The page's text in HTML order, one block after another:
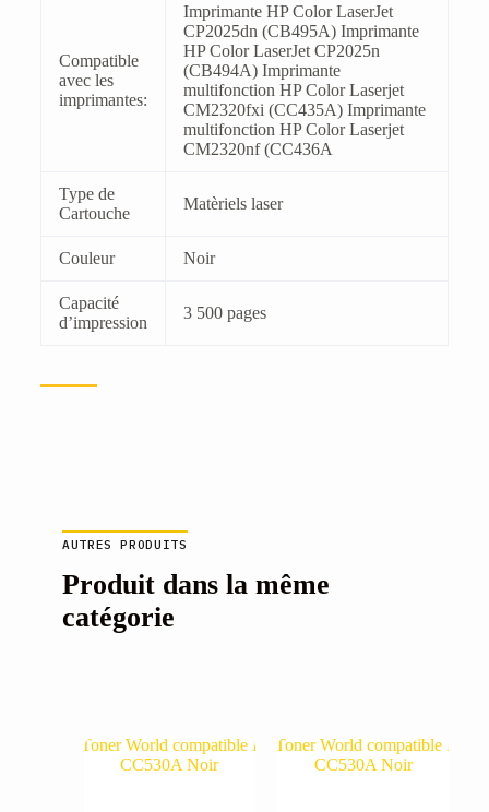
Compatible
avec les
imprimantes:
Imprimante HP Color LaserJet
CP2025dn (CB495A) Imprimante
HP Color LaserJet CP2025n
(CB494A) Imprimante
multifonction HP Color Laserjet
CM2320fxi (CC435A) Imprimante
multifonction HP Color Laserjet
CM2320nf (CC436A
Type de
Cartouche
Matèriels laser
Couleur Noir
Capacité
d’impression
3 500 pages
AUTRES PRODUITS
Produit dans la même
catégorie